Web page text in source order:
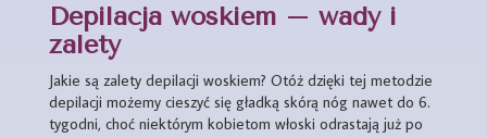
Depilacja woskiem – wady i
zalety
Jakie są zalety depilacji woskiem? Otóż dzięki tej metodzie
depilacji możemy cieszyć się gładką skórą nóg nawet do 6.
tygodni, choć niektórym kobietom włoski odrastają już po